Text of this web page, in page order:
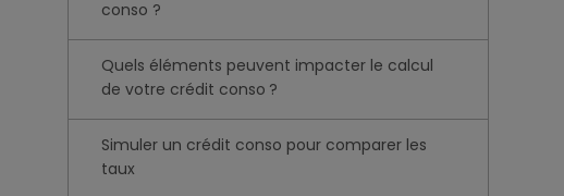
conso ?
Quels éléments peuvent impacter le calcul
de votre crédit conso ?
Simuler un crédit conso pour comparer les
taux